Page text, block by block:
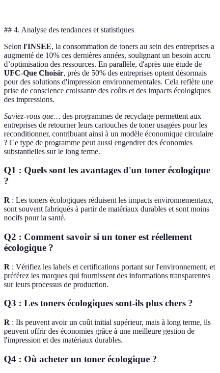
## 4. Analyse des tendances et statistiques
Selon l'INSEE, la consommation de toners au sein des entreprises a
augmenté de 10% ces dernières années, soulignant un besoin accru
d’optimisation des ressources. En parallèle, d'après une étude de
UFC-Que Choisir, près de 50% des entreprises optent désormais
pour des solutions d'impression environnementales. Cela reflète une
prise de conscience croissante des coûts et des impacts écologiques
des impressions.
Saviez-vous que… des programmes de recyclage permettent aux
entreprises de retourner leurs cartouches de toner usagées pour les
reconditionner, contribuant ainsi à un modèle économique circulaire
? Ce type de programme peut aussi engendrer des économies
substantielles sur le long terme.
Q1 : Quels sont les avantages d'un toner écologique
?
R : Les toners écologiques réduisent les impacts environnementaux,
sont souvent fabriqués à partir de matériaux durables et sont moins
nocifs pour la santé.
Q2 : Comment savoir si un toner est réellement
écologique ?
R : Vérifiez les labels et certifications portant sur l'environnement, et
préférez les marques qui fournissent des informations transparentes
sur leurs processus de production.
Q3 : Les toners écologiques sont-ils plus chers ?
R : Ils peuvent avoir un coût initial supérieur, mais à long terme, ils
peuvent offrir des économies grâce à une meilleure gestion de
l'impression et des matériaux durables.
Q4 : Où acheter un toner écologique ?